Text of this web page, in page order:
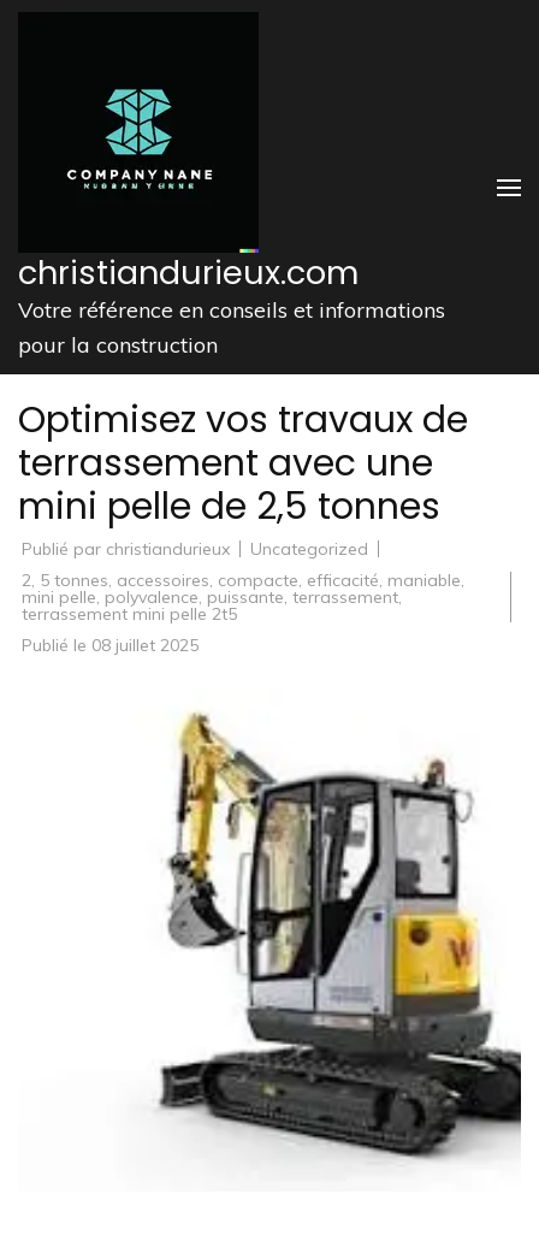
Aller
christiandurieux.com
Votre référence en conseils et informations
pour la construction
Optimisez vos travaux de
terrassement avec une
mini pelle de 2,5 tonnes
Publié par christiandurieux
Uncategorized
2, 5 tonnes, accessoires, compacte, efficacité, maniable,
mini pelle, polyvalence, puissante, terrassement,
terrassement mini pelle 2t5
Publié le 08 juillet 2025